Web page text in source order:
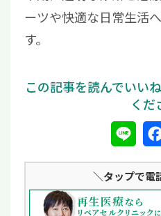
ーツや快適な日常生活
す。
L
n
e
F
c
e
＼タップで電